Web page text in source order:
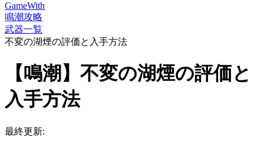
GameWith
鳴潮攻略
武器一覧
不変の湖煙の評価と入手方法
【鳴潮】不変の湖煙の評価と
入手方法
最終更新: